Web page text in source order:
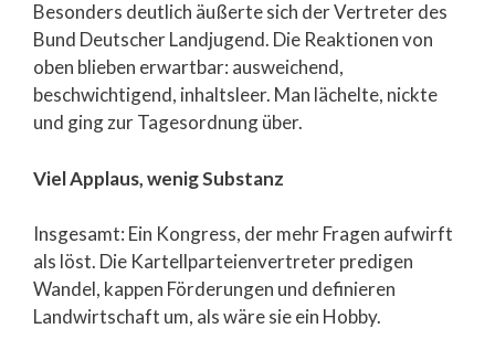
Besonders deutlich äußerte sich der Vertreter des
Bund Deutscher Landjugend. Die Reaktionen von
oben blieben erwartbar: ausweichend,
beschwichtigend, inhaltsleer. Man lächelte, nickte
und ging zur Tagesordnung über.
Viel Applaus, wenig Substanz
Insgesamt: Ein Kongress, der mehr Fragen aufwirft
als löst. Die Kartellparteienvertreter predigen
Wandel, kappen Förderungen und definieren
Landwirtschaft um, als wäre sie ein Hobby.